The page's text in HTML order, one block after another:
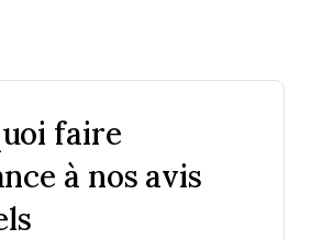
faire
à nos avis